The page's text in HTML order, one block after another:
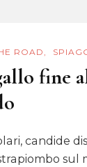
ROAD
fine
candide
sul